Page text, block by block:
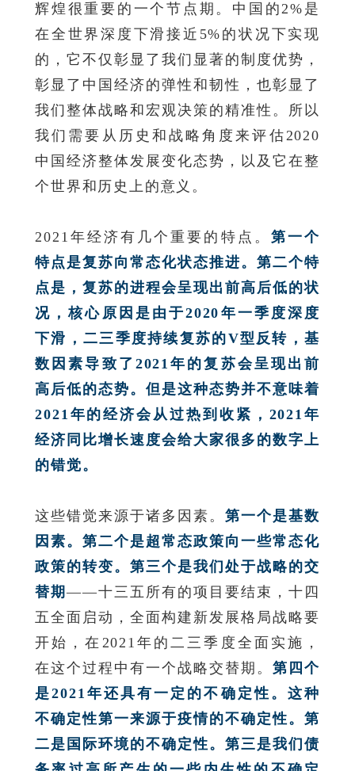
辉煌很重要的一个节点期。 中国的2%是
在全世界深度下滑接近5%的状况下实现
的，它不仅彰显了我们显著的制度优势，
彰显了中国经济的弹性和韧性，也彰显了
我们整体战略和宏观决策的精准性。所以
我们需要从历史和战略角度来评估2020
中国经济整体发展变化态势，以及它在整
个世界和历史上的意义。
2021年经济有几个重要的特点。 第一个
特点是复苏向常态化状态推进。第二个特
点是，复苏的进程会呈现出前高后低的状
况，核心原因是由于2020年一季度深度
下滑，二三季度持续复苏的V型反转，基
数因素导致了2021年的复苏会呈现出前
高后低的态势。但是这种态势并不意味着
2021年的经济会从过热到收紧，2021年
经济同比增长速度会给大家很多的数字上
的错觉。
这些错觉来源于诸多因素。第一个是基数
因素。第二个是超常态政策向一些常态化
政策的转变。第三个是我们处于战略的交
替期——十三五所有的项目要结束，十四
五全面启动，全面构建新发展格局战略要
开始，在2021年的二三季度全面实施，
在这个过程中有一个战略交替期。第四个
是2021年还具有一定的不确定性。这种
不确定性第一来源于疫情的不确定性。第
二是国际环境的不确定性。第三是我们债